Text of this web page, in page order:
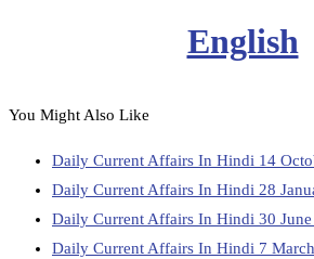
English
You Might Also Like
Daily Current Affairs In Hindi 14
Daily Current Affairs In Hindi 28
Daily Current Affairs In Hindi 30 June
Daily Current Affairs In Hindi 7